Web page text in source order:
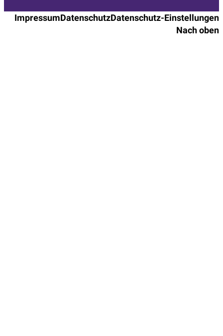
ImpressumDatenschutzDatenschutz-Einstellungen
Nach oben